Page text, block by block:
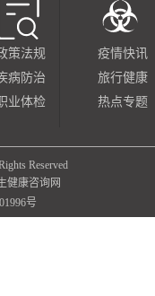
策法规
病防治
业体检
疫情快讯
旅行健康
热点专题
Reserved
健康咨询网
号